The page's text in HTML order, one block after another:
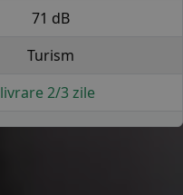
71 dB
Turism
livrare 2/3 zile